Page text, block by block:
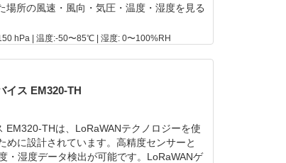
所の風速・風向・気圧・温度・湿度を見る
hPa | 温度:-50〜85℃ | 湿度: 0〜100%RH
イス EM320-TH
THは、LoRaWANテクノロジーを使
めに設計されています。高精度センサーと
・湿度データ検出が可能です。LoRaWANゲ